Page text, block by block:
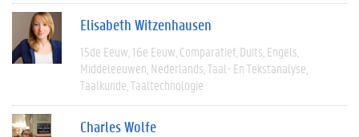
Elisabeth Witzenhausen
15de Eeuw 16e Eeuw Comparatief Duits Engels
Middeleeuwen Nederlands Taal- En Tekstanalyse
Taalkunde Taaltechnologie
Charles Wolfe